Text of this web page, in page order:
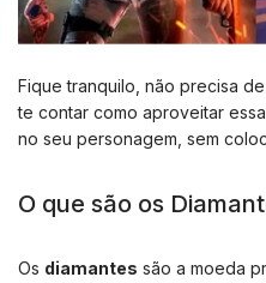
Fique tranquilo, não precisa de
te contar como aproveitar
no seu personagem, sem
O que são os
Os diamantes são a moeda